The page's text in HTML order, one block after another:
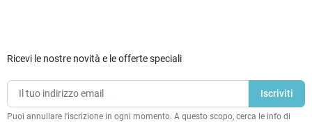
Ricevi le nostre novità e le offerte speciali
Puoi annullare l'iscrizione in ogni momento. A questo scopo, cerca le info di